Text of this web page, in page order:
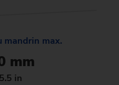
mandrin max.
mm
in